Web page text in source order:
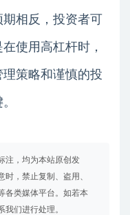
相反，投资者可
使用高杠杆时，
策略和谨慎的投
注，均为本站原创发
，禁止复制、盗用、
各类媒体平台。如若本
我们进行处理。